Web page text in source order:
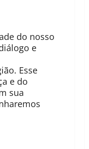
do nosso
e
Esse
e do
sua